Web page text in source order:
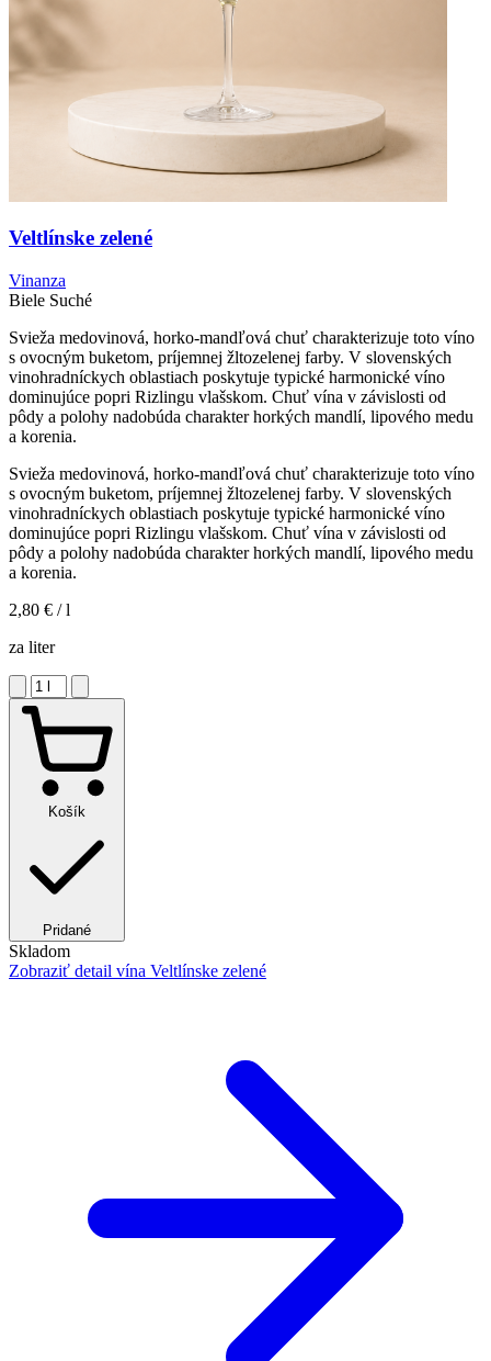
Veltlínske zelené
Vinanza
Biele Suché
Svieža medovinová, horko-mandľová chuť charakterizuje toto víno
s ovocným buketom, príjemnej žltozelenej farby. V slovenských
vinohradníckych oblastiach poskytuje typické harmonické víno
dominujúce popri Rizlingu vlašskom. Chuť vína v závislosti od
pôdy a polohy nadobúda charakter horkých mandlí, lipového medu
a korenia.
Svieža medovinová, horko-mandľová chuť charakterizuje toto víno
s ovocným buketom, príjemnej žltozelenej farby. V slovenských
vinohradníckych oblastiach poskytuje typické harmonické víno
dominujúce popri Rizlingu vlašskom. Chuť vína v závislosti od
pôdy a polohy nadobúda charakter horkých mandlí, lipového medu
a korenia.
2,80 € / l
za liter
Košík
Pridané
Skladom
Zobraziť detail vína Veltlínske zelené